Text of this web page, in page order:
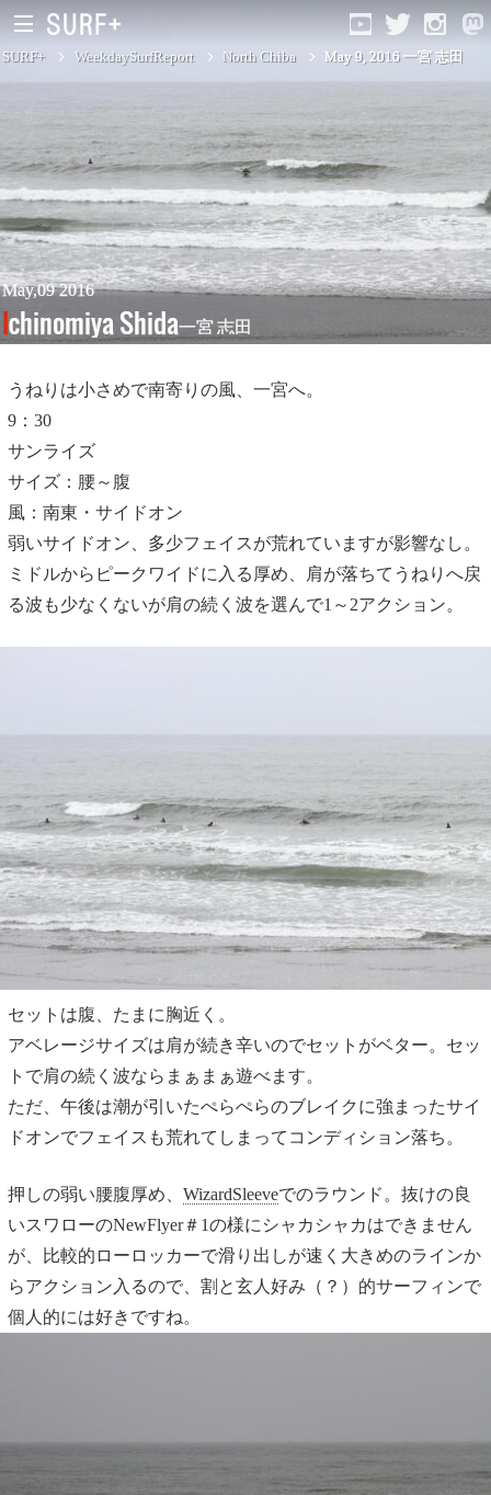
South Ibaraki
North Chiba
South Chiba
Unusually
Video Logs
SURF+ WeekdaySurfReport North Chiba May 9, 2016 一宮 志田
May,09 2016
Ichinomiya Shida一宮 志田
うねりは小さめで南寄りの風、一宮へ。
9：30
サンライズ
サイズ：腰～腹
風：南東・サイドオン
弱いサイドオン、多少フェイスが荒れていますが影響なし。
ミドルからピークワイドに入る厚め、肩が落ちてうねりへ戻
る波も少なくないが肩の続く波を選んで1～2アクション。
セットは腹、たまに胸近く。
アベレージサイズは肩が続き辛いのでセットがベター。セッ
トで肩の続く波ならまぁまぁ遊べます。
ただ、午後は潮が引いたぺらぺらのブレイクに強まったサイ
ドオンでフェイスも荒れてしまってコンディション落ち。
押しの弱い腰腹厚め、 WizardSleeveでのラウンド。抜けの良
いスワローのNewFlyer＃1の様にシャカシャカはできません
が、比較的ローロッカーで滑り出しが速く大きめのラインか
らアクション入るので、割と玄人好み（？）的サーフィンで
個人的には好きですね。